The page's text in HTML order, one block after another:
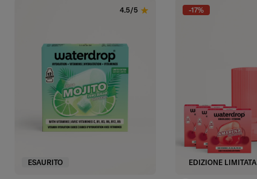
ESAURITO
4.5/5 -17%
EDIZIONE LIMITATA